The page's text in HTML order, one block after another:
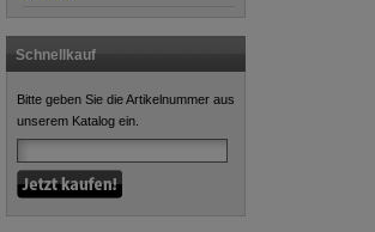
Schnellkauf
Bitte geben Sie die Artikelnummer aus
unserem Katalog ein.